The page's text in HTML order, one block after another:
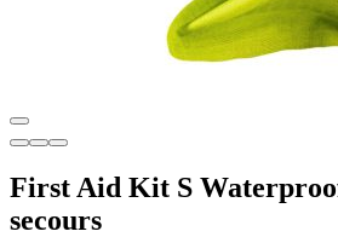
First Aid Kit S
secours